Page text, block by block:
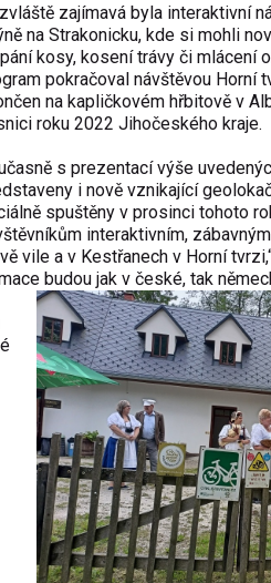
zajímavá byla interaktivní
na Strakonicku, kde si mohli
kosy, kosení trávy či mlácení
pokračoval návštěvou Horní
na kapličkovém hřbitově v
roku 2022 Jihočeského kraje.
s prezentací výše
i nově vznikající
spuštěny v prosinci tohoto
interaktivním,
vile a v Kestřanech v Horní
budou jak v české, tak